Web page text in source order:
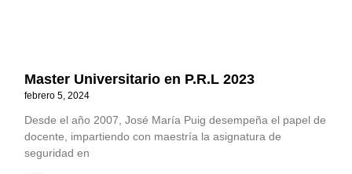
Master Universitario en P.R.L 2023
febrero 5, 2024
Desde el año 2007, José María Puig desempeña el papel de
docente, impartiendo con maestría la asignatura de
seguridad en